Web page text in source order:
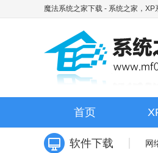
魔法系统之家下载 - 系统之家，XP
首页
软件下载 网